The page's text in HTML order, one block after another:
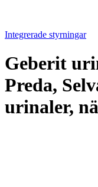
Integrerade styrningar
Geberit
Preda,
urinaler,